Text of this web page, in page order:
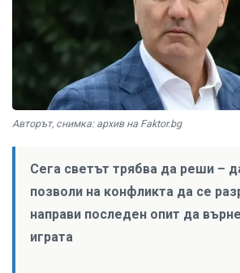
Авторът, снимка: архив на Faktor.bg
Сега светът трябва да реши –
позволи на конфликта да се
направи последен опит да
играта